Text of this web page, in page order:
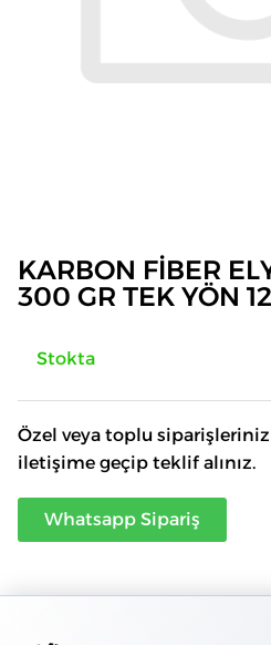
KARBON FİBER
300 GR TEK YÖN
Stokta
Özel veya toplu
iletişime geçip teklif alınız.
Whatsapp Sipariş